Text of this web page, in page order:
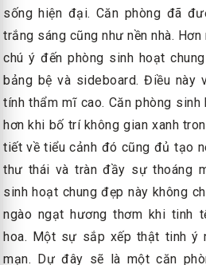
sống hiện đại. Căn phòng đã
trắng sáng cũng như nền nhà.
chú ý đến phòng sinh hoạt
bảng bệ và sideboard. Điều này
tính thẩm mĩ cao. Căn phòng
hơn khi bố trí không gian xanh
tiết về tiểu cảnh đó cũng đủ tạo
thư thái và tràn đầy sự thoáng
sinh hoạt chung đẹp này không
ngào ngạt hương thơm khi tinh
hoa. Một sự sắp xếp thật tinh ý
mạn. Dự đây sẽ là một căn